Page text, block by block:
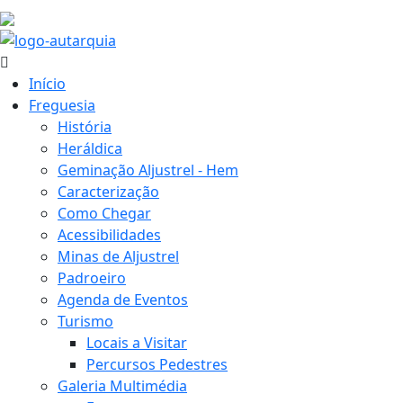
Início
Freguesia
História
Heráldica
Geminação Aljustrel - Hem
Caracterização
Como Chegar
Acessibilidades
Minas de Aljustrel
Padroeiro
Agenda de Eventos
Turismo
Locais a Visitar
Percursos Pedestres
Galeria Multimédia